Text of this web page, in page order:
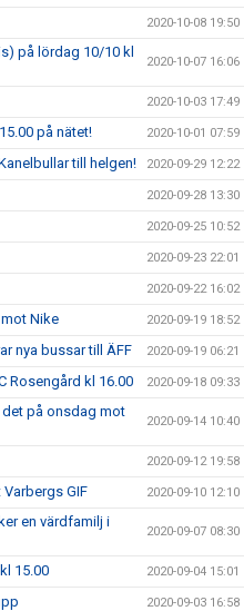
2020-10-08 19:50
på lördag 10/10 kl
2020-10-07 16:06
2020-10-03 17:49
på nätet! 2020-10-01 07:59
till helgen! 2020-09-29 12:22
2020-09-28 13:30
2020-09-25 10:52
2020-09-23 22:01
2020-09-22 16:02
Nike 2020-09-19 18:52
nya bussar till ÄFF 2020-09-19 06:21
Rosengård kl 16.00 2020-09-18 09:33
det på onsdag mot
2020-09-14 10:40
2020-09-12 19:58
GIF 2020-09-10 12:10
en värdfamilj i
2020-09-07 08:30
15.00 2020-09-04 15:01
2020-09-03 16:58